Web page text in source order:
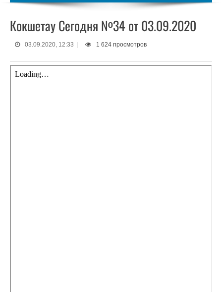
Кокшетау Сегодня №34 от 03.09.2020
03.09.2020, 12:33 1 624 просмотров